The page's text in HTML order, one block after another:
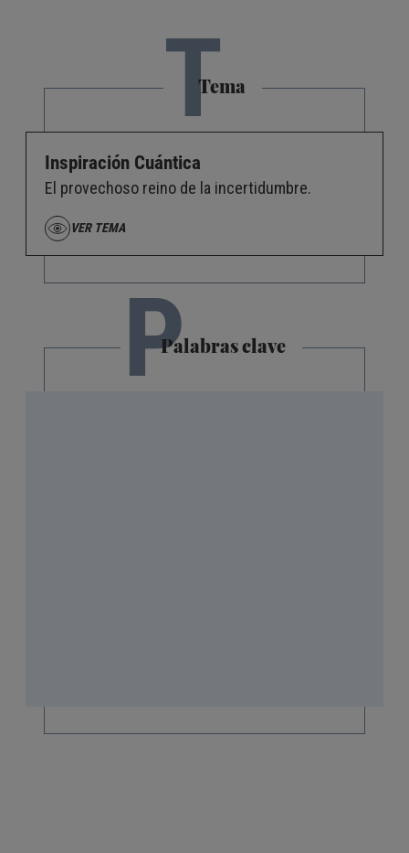
TTema
Inspiración Cuántica
El provechoso reino de la incertidumbre.
VER TEMA
PPalabras clave